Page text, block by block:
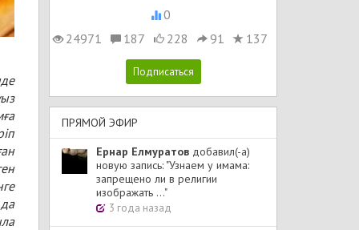
0
24971
187 228 91 137
ПРЯМОЙ ЭФИР
Ернар Елмуратов добавил(-а)
новую запись: "Узнаем у имама:
запрещено ли в религии
изображать ..."
3 года назад